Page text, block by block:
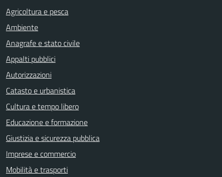
Agricoltura e pesca
Ambiente
Anagrafe e stato civile
Appalti pubblici
Autorizzazioni
Catasto e urbanistica
Cultura e tempo libero
Educazione e formazione
Giustizia e sicurezza pubblica
Imprese e commercio
Mobilità e trasporti